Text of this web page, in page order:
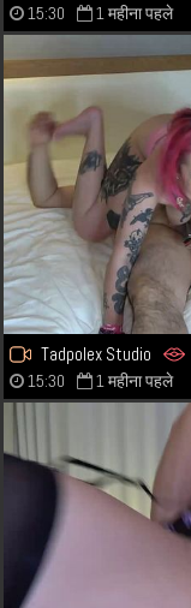
15:30 1 महीना पहले
Tadpolex Studio
15:30 1 महीना पहले